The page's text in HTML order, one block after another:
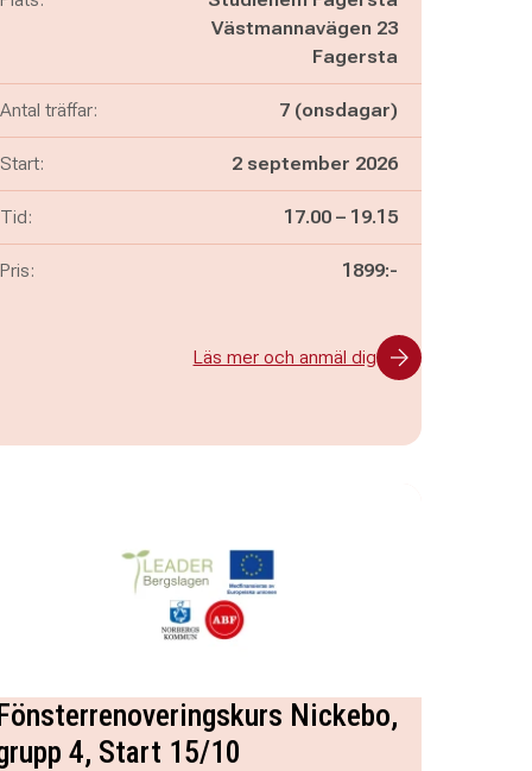
Västmannavägen 23
Fagersta
Antal träffar: 7 (onsdagar)
Start: 2 september 2026
Tid: Pågår mellan
17.00 – och
19.15
Pris: 1899:-
Läs mer och anmäl dig
Nickebo,
4, Start 15/10